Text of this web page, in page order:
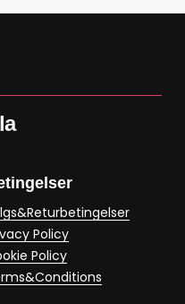
Policy
Policy